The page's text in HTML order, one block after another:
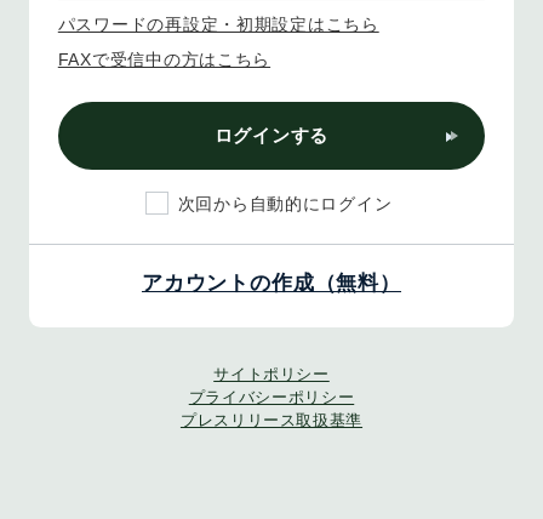
パスワードの再設定・初期設定はこちら
FAXで受信中の方はこちら
ログインする
次回から自動的にログイン
アカウントの作成（無料）
サイトポリシー
プライバシーポリシー
プレスリリース取扱基準